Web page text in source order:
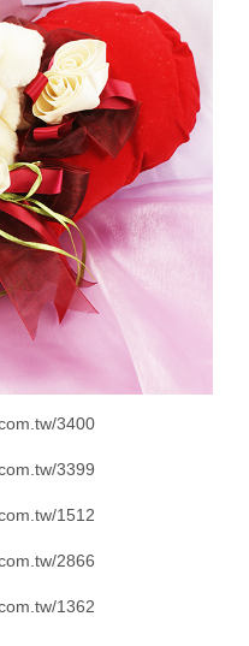
3400
3399
1512
2866
1362